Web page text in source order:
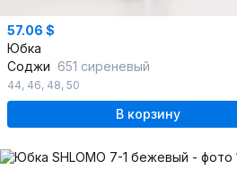
57.06 $
Юбка
Соджи 651 сиреневый
44, 46, 48, 50
В корзину